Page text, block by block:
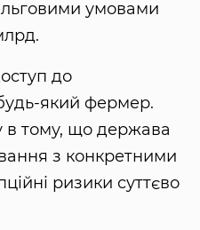
умовами
до
який фермер.
в тому, що держава
з конкретними
ризики суттєво